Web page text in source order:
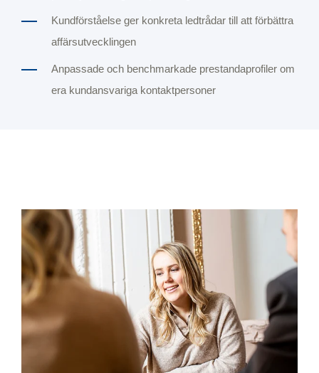
Kundförståelse ger konkreta ledtrådar till att förbättra
affärsutvecklingen
Anpassade och benchmarkade prestandaprofiler om
era kundansvariga kontaktpersoner